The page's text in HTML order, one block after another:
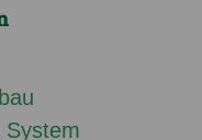
System